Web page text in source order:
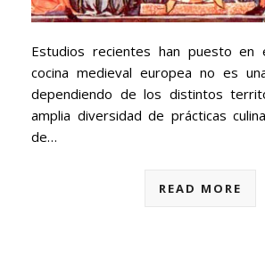
Estudios recientes han puesto en
cocina medieval europea no es
dependiendo de los distintos
amplia diversidad de prácticas
de…
READ MORE